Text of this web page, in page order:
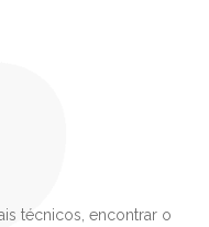
técnicos, encontrar o